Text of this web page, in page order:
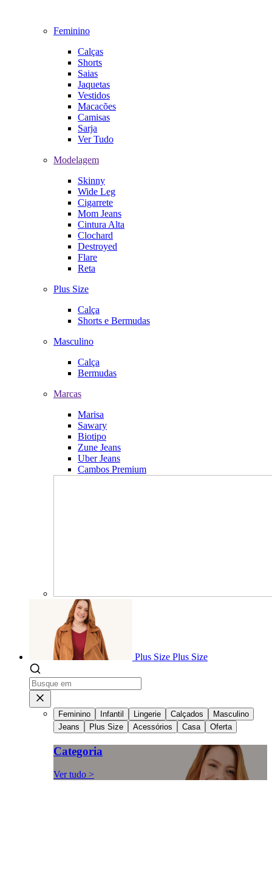
Feminino
Calças
Shorts
Saias
Jaquetas
Vestidos
Macacões
Camisas
Sarja
Ver Tudo
Modelagem
Skinny
Wide Leg
Cigarrete
Mom Jeans
Cintura Alta
Clochard
Destroyed
Flare
Reta
Plus Size
Calça
Shorts e Bermudas
Masculino
Calça
Bermudas
Marcas
Marisa
Sawary
Biotipo
Zune Jeans
Uber Jeans
Cambos Premium
Plus Size Plus Size
Feminino Infantil Lingerie Calçados
Masculino
Jeans
Plus Size Acessórios Casa Oferta
Categoria
Ver tudo >